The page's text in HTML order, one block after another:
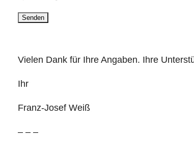
s
F
e
d
d
e
F
Vielen Dank für Ihre Angaben. Ihre
Ihr
Franz-Josef Weiß
– – –